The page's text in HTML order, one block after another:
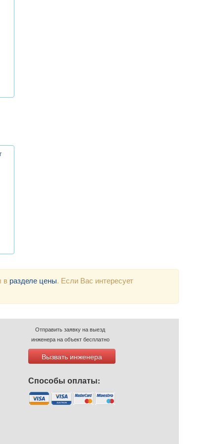
в разделе цены. Если Вас интересует
Отправить заявку на выезд
инженера на объект бесплатно
Вызвать инженера
Способы оплаты: